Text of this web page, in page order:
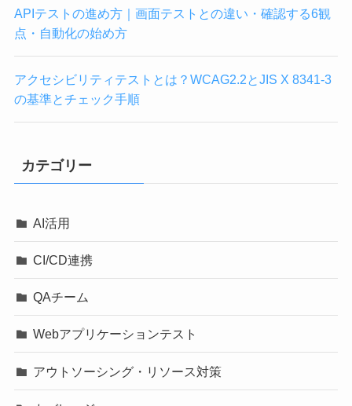
APIテストの進め方｜画面テストとの違い・確認する6観
点・自動化の始め方
アクセシビリティテストとは？WCAG2.2とJIS X 8341-3
の基準とチェック手順
カテゴリー
AI活用
CI/CD連携
QAチーム
Webアプリケーションテスト
アウトソーシング・リソース対策